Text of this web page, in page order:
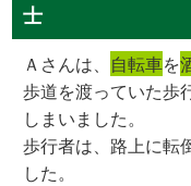
士
Ａさんは、 自転車を
歩道を渡っていた歩
しまいました。
歩行者は、路上に転
した。